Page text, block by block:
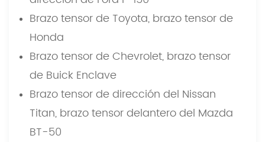
Brazo tensor de Toyota, brazo tensor de
Honda
Brazo tensor de Chevrolet, brazo tensor
de Buick Enclave
Brazo tensor de dirección del Nissan
Titan, brazo tensor delantero del Mazda
BT-50